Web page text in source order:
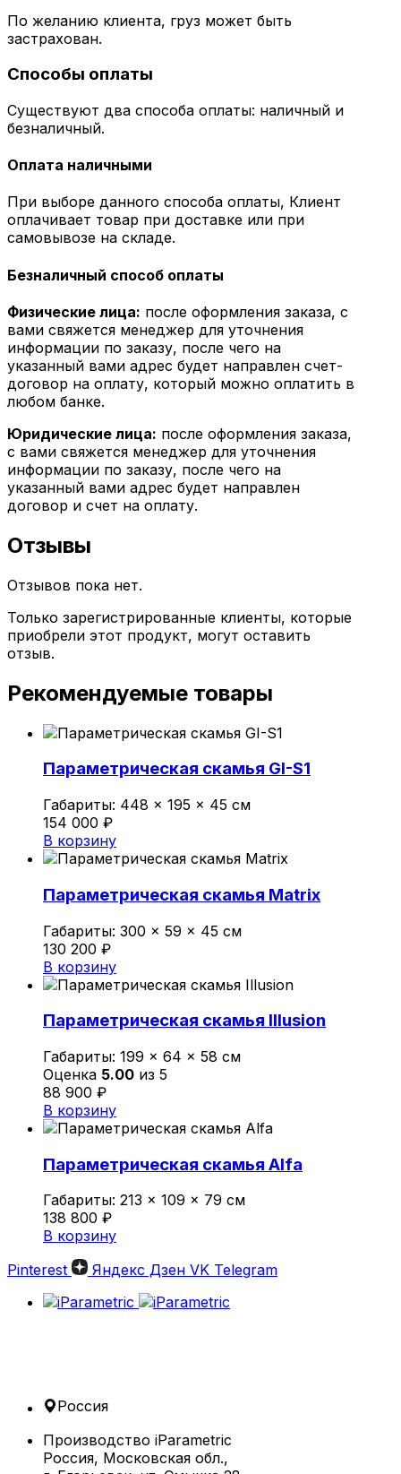
По желанию клиента, груз может быть
застрахован.
Способы оплаты
Существуют два способа оплаты: наличный и
безналичный.
Оплата наличными
При выборе данного способа оплаты, Клиент
оплачивает товар при доставке или при
самовывозе на складе.
Безналичный способ оплаты
Физические лица: после оформления заказа, с
вами свяжется менеджер для уточнения
информации по заказу, после чего на
указанный вами адрес будет направлен счет-
договор на оплату, который можно оплатить в
любом банке.
Юридические лица: после оформления заказа,
с вами свяжется менеджер для уточнения
информации по заказу, после чего на
указанный вами адрес будет направлен
договор и счет на оплату.
Отзывы
Отзывов пока нет.
Только зарегистрированные клиенты, которые
приобрели этот продукт, могут оставить
отзыв.
Рекомендуемые товары
Параметрическая скамья GI-S1
Габариты: 448 × 195 × 45 см
154 000 ₽
В корзину
Параметрическая скамья Matrix
Габариты: 300 × 59 × 45 см
130 200 ₽
В корзину
Параметрическая скамья Illusion
Габариты: 199 × 64 × 58 см
Оценка 5.00 из 5
88 900 ₽
В корзину
Параметрическая скамья Alfa
Габариты: 213 × 109 × 79 см
138 800 ₽
В корзину
Pinterest
Яндекс Дзен VK Telegram
Россия
Производство iParametric
Россия, Московская обл.,